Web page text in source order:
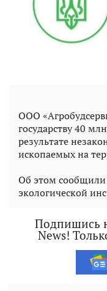
ООО
государству 40
результате
ископаемых на
Об этом сообщили
экологической
Подпишись
News!